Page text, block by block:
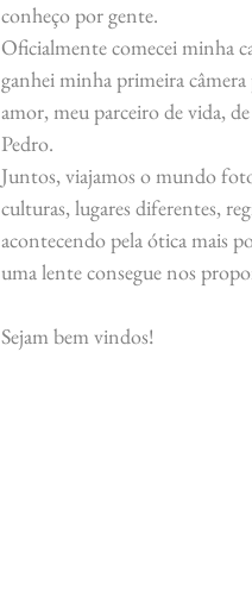
conheço por gente.
Oficialmente comecei minha
ganhei minha primeira
amor, meu parceiro de vida,
Pedro.
Juntos, viajamos o mundo
culturas, lugares diferentes,
acontecendo pela ótica mais
uma lente consegue nos
Sejam bem vindos!